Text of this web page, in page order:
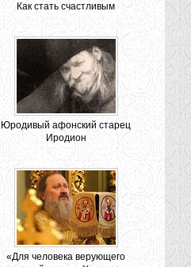
Как стать счастливым
Юродивый афонский старец
Иродион
«Для человека верующего